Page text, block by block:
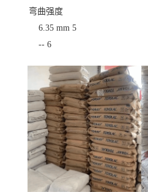
弯曲强度
6.35 mm 5
-- 6